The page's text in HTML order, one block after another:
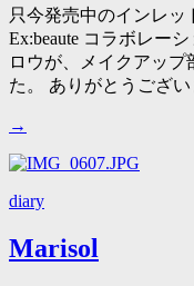
只今発売中のインレ
Ex:beaute コラボレー
ロウが、メイクアップ
た。 ありがとうござい
→
diary
Marisol